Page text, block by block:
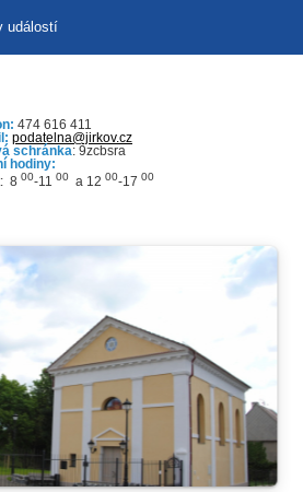
událostí
474 616 411
podatelna@jirkov.cz
schránka: 9zcbsra
hodiny:
8 00-11 00 a 12 00-17 00